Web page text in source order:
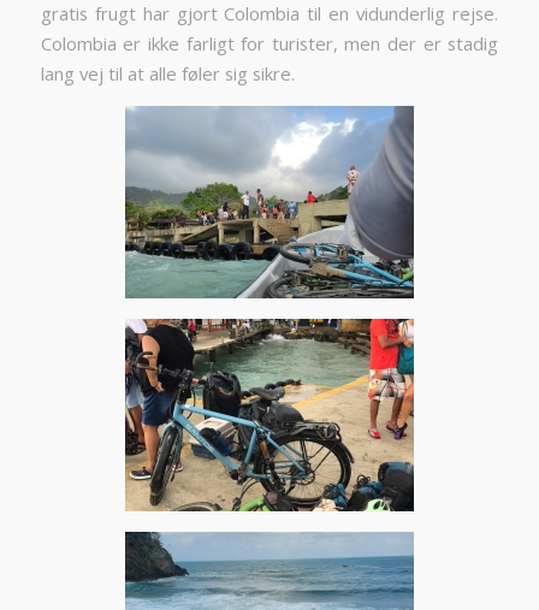
gratis frugt har gjort Colombia til en vidunderlig rejse.
Colombia er ikke farligt for turister, men der er stadig
lang vej til at alle føler sig sikre.